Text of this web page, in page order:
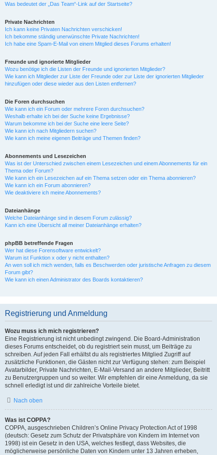
Was bedeutet der „Das Team“-Link auf der Startseite?
Private Nachrichten
Ich kann keine Privaten Nachrichten verschicken!
Ich bekomme ständig unerwünschte Private Nachrichten!
Ich habe eine Spam-E-Mail von einem Mitglied dieses Forums erhalten!
Freunde und ignorierte Mitglieder
Wozu benötige ich die Listen der Freunde und ignorierten Mitglieder?
Wie kann ich Mitglieder zur Liste der Freunde oder zur Liste der ignorierten Mitglieder
hinzufügen oder diese wieder aus den Listen entfernen?
Die Foren durchsuchen
Wie kann ich ein Forum oder mehrere Foren durchsuchen?
Weshalb erhalte ich bei der Suche keine Ergebnisse?
Warum bekomme ich bei der Suche eine leere Seite?
Wie kann ich nach Mitgliedern suchen?
Wie kann ich meine eigenen Beiträge und Themen finden?
Abonnements und Lesezeichen
Was ist der Unterschied zwischen einem Lesezeichen und einem Abonnements für ein
Thema oder Forum?
Wie kann ich ein Lesezeichen auf ein Thema setzen oder ein Thema abonnieren?
Wie kann ich ein Forum abonnieren?
Wie deaktiviere ich meine Abonnements?
Dateianhänge
Welche Dateianhänge sind in diesem Forum zulässig?
Kann ich eine Übersicht all meiner Dateianhänge erhalten?
phpBB betreffende Fragen
Wer hat diese Forensoftware entwickelt?
Warum ist Funktion x oder y nicht enthalten?
An wen soll ich mich wenden, falls es Beschwerden oder juristische Anfragen zu diesem
Forum gibt?
Wie kann ich einen Administrator des Boards kontaktieren?
Registrierung und Anmeldung
Wozu muss ich mich registrieren?
Eine Registrierung ist nicht unbedingt zwingend. Die Board-Administration
dieses Forums entscheidet, ob du registriert sein musst, um Beiträge zu
schreiben. Auf jeden Fall erhältst du als registriertes Mitglied Zugriff auf
zusätzliche Funktionen, die Gästen nicht zur Verfügung stehen: zum Beispiel
Avatarbilder, Private Nachrichten, E-Mail-Versand an andere Mitglieder, Beitritt
zu Benutzergruppen und so weiter. Wir empfehlen dir eine Anmeldung, da sie
schnell erledigt ist und dir zahlreiche Vorteile bietet.
Nach oben
Was ist COPPA?
COPPA, ausgeschrieben Children’s Online Privacy Protection Act of 1998
(deutsch: Gesetz zum Schutz der Privatsphäre von Kindern im Internet von
1998) ist ein Gesetz in den USA, welches festlegt, dass Websites, die
möglicherweise persönliche Daten von Kindern unter 13 Jahren erheben,